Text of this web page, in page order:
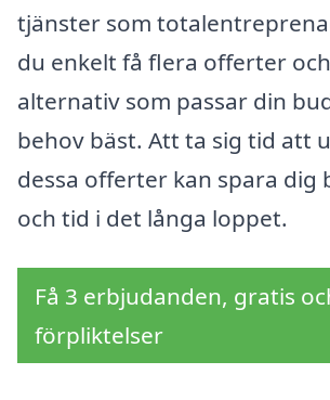
tjänster som
du enkelt få flera offerter
alternativ som passar din
behov bäst. Att ta sig tid att
dessa offerter kan spara dig
och tid i det långa loppet.
Få 3 erbjudanden, gratis
förpliktelser